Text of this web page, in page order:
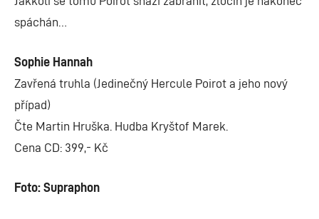
spáchán…
Sophie Hannah
Zavřená truhla (Jedinečný Hercule Poirot a jeho nový
případ)
Čte Martin Hruška. Hudba Kryštof Marek.
Cena CD: 399,- Kč
Foto: Supraphon